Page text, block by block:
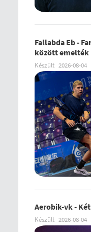
Fallabda Eb -
között emelték
Készült 2026-08-04
Aerobik-vk -
Készült 2026-08-04